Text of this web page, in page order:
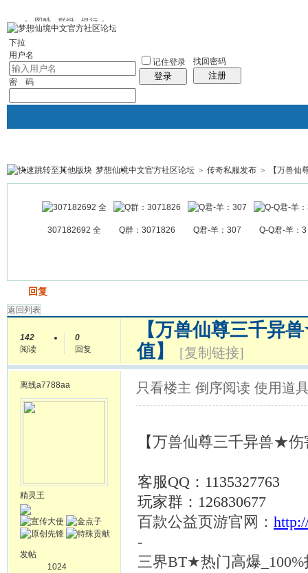
图酷 群组 银行
下拉
用户名
密 码
记住登录
登录
找回密码
注册
银行 群组聚合 我的空间
帖子
梦想仙境中文官方社区论坛 > 传奇私服发布 > 【万兽
307182692 全 Q群：3071826 Q君-羊：307 Q-Q君-羊：3
回复
返回列表
142
阅读
0
回复
【万兽仙尊三千异
值】
[复制链接]
离线a7788aa
精灵王
发帖
1024
只看楼主 倒序阅读 使用道
【万兽仙尊三千异兽★伤
客服QQ：1135327763
玩家群： 126830677
百款公益页游官网：
-
三界BT★热门高爆_100%